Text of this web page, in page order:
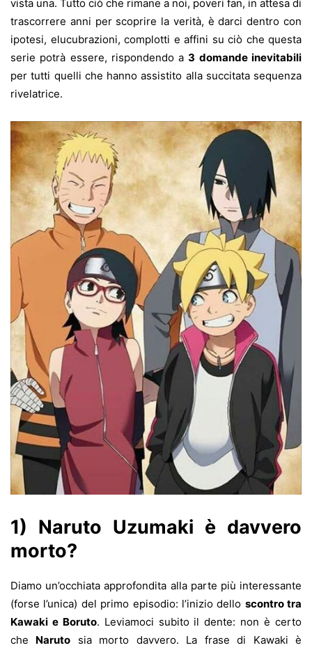
vista una. Tutto ciò che rimane a noi, poveri fan, in attesa di
trascorrere anni per scoprire la verità, è darci dentro con
ipotesi, elucubrazioni, complotti e affini su ciò che questa
serie potrà essere, rispondendo a3 domande inevitabili
per tutti quelli che hanno assistito alla succitata sequenza
rivelatrice.
1) Naruto Uzumaki è davvero
morto?
Diamo un’occhiata approfondita alla parte più interessante
(forse l’unica) del primo episodio: l’inizio dello scontro tra
Kawaki e Boruto. Leviamoci subito il dente: non è certo
che Naruto sia morto davvero. La frase di Kawaki è